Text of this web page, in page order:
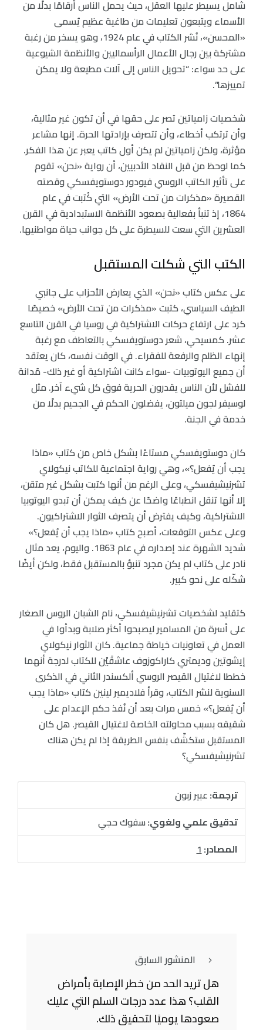
شامل يسيطر عليها العقل، حيث يحمل الناس أرقامًا بدلًا من
الأسماء ويتبعون تعليمات من طاغية عظيم يُسمى
«المحسن»، نُشر الكتاب في عام 1924، وهو يسخر من رغبة
مشتركة بين رجال الأعمال الرأسماليين والأنظمة الشيوعية
على حد سواء: “تحويل الناس إلى آلات مطيعة ولا يمكن
تمييزها”.
شخصيات زامياتين تصر على حقها في أن تكون غير مثالية،
وأن ترتكب أخطاء، وأن تتصرف بإرادتها الحرة. إنها مشاعر
مؤثرة، ولكن زامياتين لم يكن أول كاتب يعبر عن هذا الفكر.
كما لوحظ من قبل النقاد الأدبيين، أن رواية «نحن» تقوم
على تأثير الكاتب الروسي فيودور دوستويفسكي وقصته
القصيرة «مذكرات من تحت الأرض» التي كُتبت في عام
1864، إذ تنبأ بفعالية بصعود الأنظمة الاستبدادية في القرن
العشرين التي سعت للسيطرة على كل جوانب حياة مواطنيها.
الكتب التي شكلت المستقبل
على عكس كتاب «نحن» الذي يعارض الأحزاب على جانبي
الطيف السياسي، كتبت «مذكرات من تحت الأرض» خصيصًا
كرد على ارتفاع حركات الاشتراكية في روسيا في القرن التاسع
عشر. كمسيحي، شعر دوستويفسكي بالتعاطف مع رغبة
إنهاء الظلم والرفعة للفقراء. في الوقت نفسه، كان يعتقد
أن جميع اليوتوبيات -سواء كانت اشتراكية أو غير ذلك- مُدانة
للفشل لأن الناس يقدرون الحرية فوق كل شيء آخر. مثل
لوسيفر لجون ميلتون، يفضلون الحكم في الجحيم بدلًا من
خدمة في الجنة.
كان دوستويفسكي مستاءًا بشكل خاص من كتاب «ماذا
يجب أن يُفعل؟»، وهي رواية اجتماعية للكاتب نيكولاي
تشرنيشيفسكي، وعلى الرغم من أنها كتبت بشكل غير متقن،
إلا أنها تنقل انطباعًا واضحًا عن كيف يمكن أن تبدو اليوتوبيا
الاشتراكية، وكيف يفترض أن يتصرف الثوار الاشتراكيون.
وعلى عكس التوقعات، أصبح كتاب «ماذا يجب أن يُفعل؟»
شديد الشهرة عند إصداره في عام 1863. واليوم، يعد مثال
نادر على كتاب لم يكن مجرد تنبؤ بالمستقبل فقط، ولكن أيضًا
شكّله على نحو كبير.
كتقليد لشخصيات تشرنيشيفسكي، نام الشبان الروس الصغار
على أسرة من المسامير ليصبحوا أكثر صلابة وبدأوا في
العمل في تعاونيات خياطة جماعية. كان الثوار نيكولاي
إيشوتين وديمتري كاراكوزوف عاشقَيْن للكتاب لدرجة أنهما
خططا لاغتيال القيصر الروسي ألكسندر الثاني في الذكرى
السنوية لنشر الكتاب، وقرأ فلاديمير لينين كتاب «ماذا يجب
أن يُفعل؟» خمس مرات بعد أن نُفذ حكم الإعدام على
شقيقه بسبب محاولته الخاصة لاغتيال القيصر. هل كان
المستقبل ستكشّف بنفس الطريقة إذا لم يكن هناك
تشرنيشيفسكي؟
ترجمة:عبير زبون
تدقيق علمي ولغوي:سفوك حجي
المصادر:1
المنشور السابق
هل تريد الحد من خطر الإصابة بأمراض
القلب؟ هذا عدد درجات السلم التي عليك
صعودها يوميًا لتحقيق ذلك.